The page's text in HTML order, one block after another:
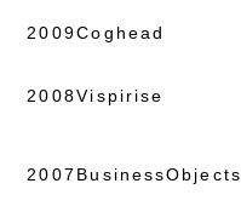
2009Coghead
2008Vispirise
2007 BusinessObjects